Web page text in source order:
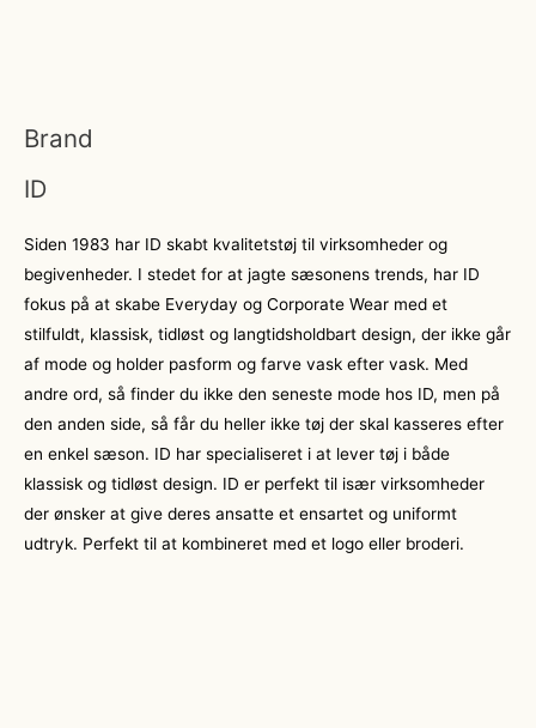
Brand
ID
Siden 1983 har ID skabt kvalitetstøj til virksomheder og
begivenheder. I stedet for at jagte sæsonens trends, har ID
fokus på at skabe Everyday og Corporate Wear med et
stilfuldt, klassisk, tidløst og langtidsholdbart design, der ikke går
af mode og holder pasform og farve vask efter vask. Med
andre ord, så finder du ikke den seneste mode hos ID, men på
den anden side, så får du heller ikke tøj der skal kasseres efter
en enkel sæson. ID har specialiseret i at lever tøj i både
klassisk og tidløst design. ID er perfekt til især virksomheder
der ønsker at give deres ansatte et ensartet og uniformt
udtryk. Perfekt til at kombineret med et logo eller broderi.